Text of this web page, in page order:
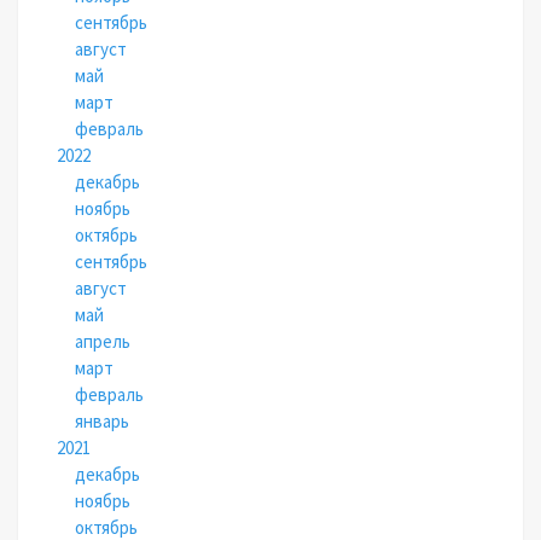
сентябрь
август
май
март
февраль
2022
декабрь
ноябрь
октябрь
сентябрь
август
май
апрель
март
февраль
январь
2021
декабрь
ноябрь
октябрь